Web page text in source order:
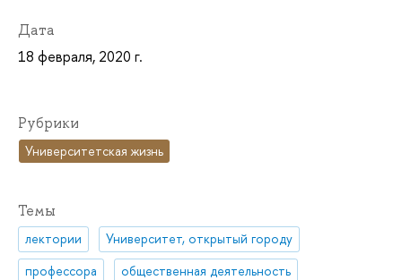
Дата
18 февраля, 2020 г.
Рубрики
Университетская жизнь
Темы
лектории
Университет, открытый городу
профессора
общественная деятельность